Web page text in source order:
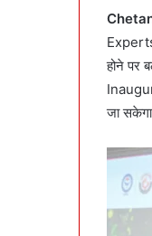
होने पर
जा